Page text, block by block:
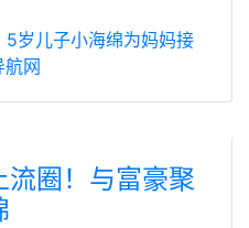
5岁儿子小海绵为妈妈接
网
圈！与富豪聚